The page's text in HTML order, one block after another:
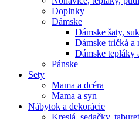
Doplnky
Dámske
Dámske šaty,
Dámske tričká a
Dámske tepláky
Pánske
Sety
Mama a dcéra
Mama a syn
Nábytok a dekorácie
Kreslá, sedačky,